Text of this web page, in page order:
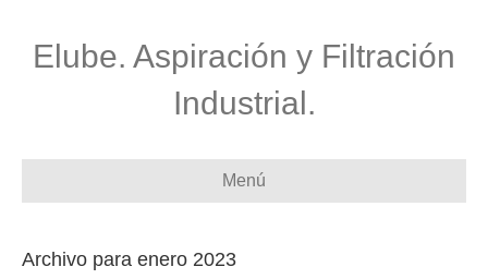
Elube. Aspiración y Filtración
Industrial.
Menú
Archivo para enero 2023